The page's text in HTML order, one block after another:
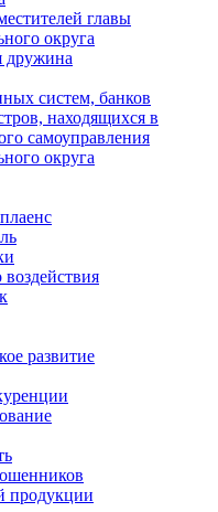
главы
округа
дружина
систем, банков
находящихся в
самоуправления
округа
развитие
продукции